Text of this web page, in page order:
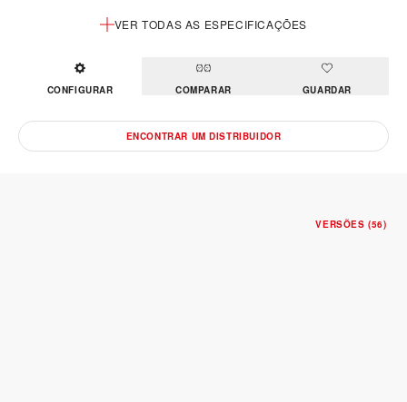
VER TODAS AS ESPECIFICAÇÕES
CONFIGURAR COMPARAR GUARDAR
ENCONTRAR UM DISTRIBUIDOR
VERSÕES (56)